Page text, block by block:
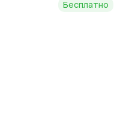
Бесплатно